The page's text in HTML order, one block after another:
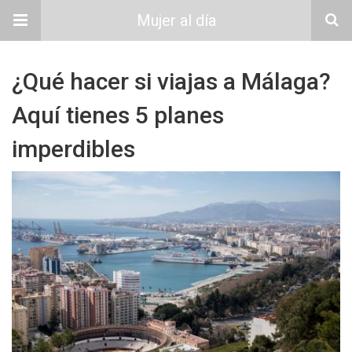
Mujer al día
¿Qué hacer si viajas a Málaga?
Aquí tienes 5 planes
imperdibles